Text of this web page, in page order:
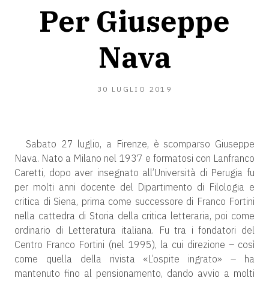
Per Giuseppe
Nava
30 LUGLIO 2019
Sabato 27 luglio, a Firenze, è scomparso Giuseppe
Nava. Nato a Milano nel 1937 e formatosi con Lanfranco
Caretti, dopo aver insegnato all’Università di Perugia fu
per molti anni docente del Dipartimento di Filologia e
critica di Siena, prima come successore di Franco Fortini
nella cattedra di Storia della critica letteraria, poi come
ordinario di Letteratura italiana. Fu tra i fondatori del
Centro Franco Fortini (nel 1995), la cui direzione – così
come quella della rivista «L’ospite ingrato» – ha
mantenuto fino al pensionamento, dando avvio a molti